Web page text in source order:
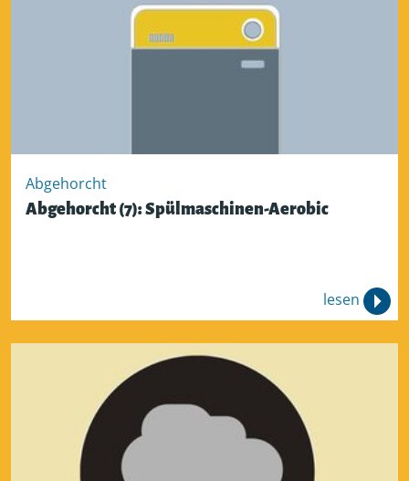
Abgehorcht
Abgehorcht (7): Spülmaschinen-Aerobic
lesen